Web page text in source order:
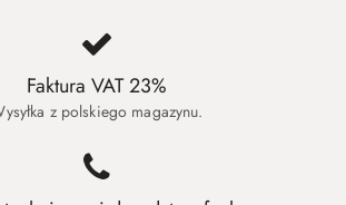
Faktura VAT 23%
z polskiego magazynu.